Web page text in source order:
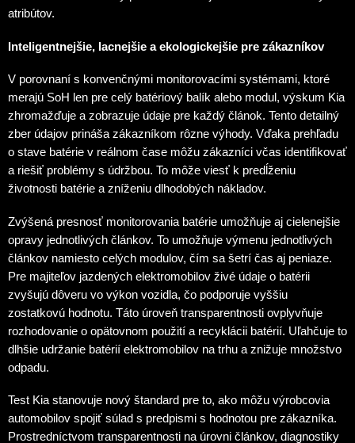
atribútov.
Inteligentnejšie, lacnejšie a ekologickejšie pre zákazníkov
V porovnaní s konvenčnými monitorovacími systémami, ktoré
merajú SoH len pre celý batériový balík alebo modul, výskum Kia
zhromažďuje a zobrazuje údaje pre každý článok. Tento detailný
zber údajov prináša zákazníkom rôzne výhody. Vďaka prehľadu
o stave batérie v reálnom čase môžu zákazníci včas identifikovať
a riešiť problémy s údržbou. To môže viesť k predĺženiu
životnosti batérie a zníženiu dlhodobých nákladov.
Zvýšená presnosť monitorovania batérie umožňuje aj cielenejšie
opravy jednotlivých článkov. To umožňuje výmenu jednotlivých
článkov namiesto celých modulov, čím sa šetrí čas aj peniaze.
Pre majiteľov jazdených elektromobilov živé údaje o batérii
zvyšujú dôveru vo výkon vozidla, čo podporuje vyššiu
zostatkovú hodnotu. Táto úroveň transparentnosti ovplyvňuje
rozhodovanie o opätovnom použití a recyklácii batérií. Uľahčuje to
dlhšie udržanie batérií elektromobilov na trhu a znižuje množstvo
odpadu.
Test Kia stanovuje nový štandard pre to, ako môžu výrobcovia
automobilov spojiť súlad s predpismi s hodnotou pre zákazníka.
Prostredníctvom transparentnosti na úrovni článkov, diagnostiky